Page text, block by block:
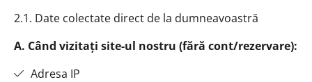
2.1. Date colectate direct de la dumneavoastră
A. Când vizitați site-ul nostru (fără cont/rezervare):
Adresa IP